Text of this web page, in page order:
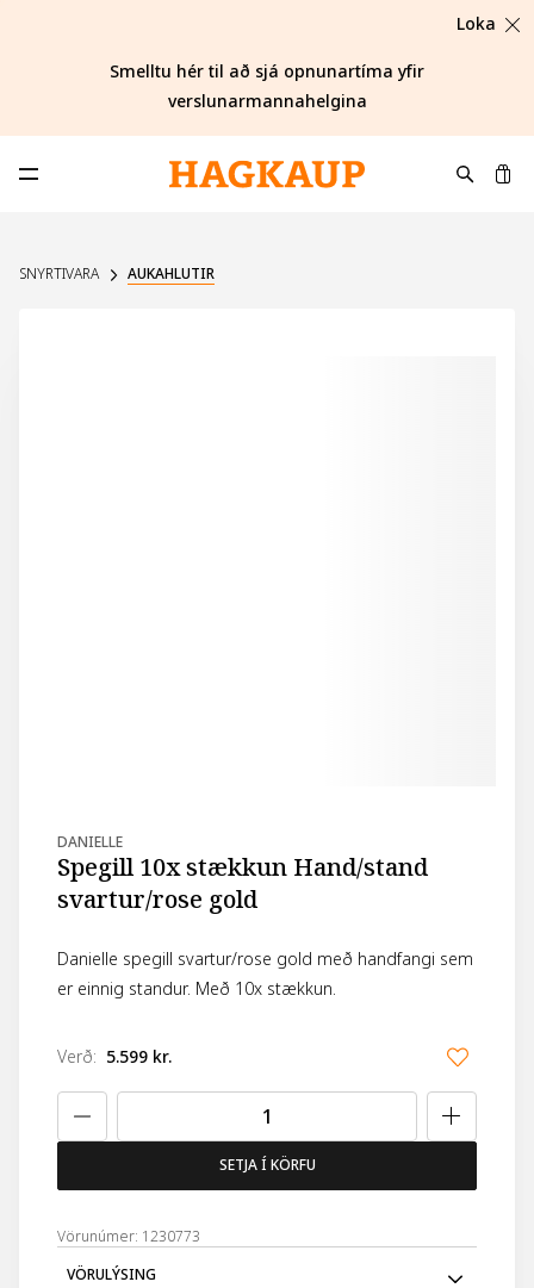
Loka
Smelltu hér til að sjá opnunartíma yfir
verslunarmannahelgina
Opna aðalvalmynd
SNYRTIVARA AUKAHLUTIR
DANIELLE
Spegill 10x stækkun Hand/stand
svartur/rose gold
Danielle spegill svartur/rose gold með handfangi sem
er einnig standur. Með 10x stækkun.
Verð: 5.599 kr.
SETJA Í KÖRFU
Vörunúmer: 1230773
VÖRULÝSING